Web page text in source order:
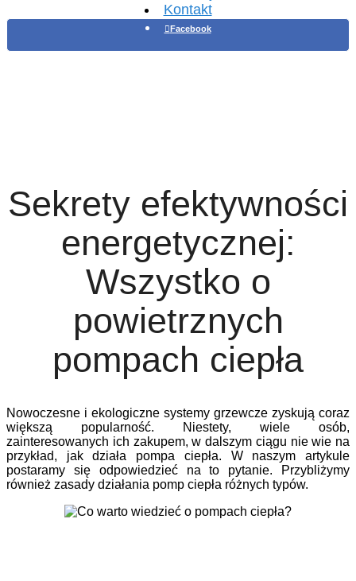
Kontakt
Facebook
Sekrety efektywności
energetycznej:
Wszystko o
powietrznych
pompach ciepła
Nowoczesne i ekologiczne systemy grzewcze zyskują coraz
większą popularność. Niestety, wiele osób,
zainteresowanych ich zakupem, w dalszym ciągu nie wie na
przykład, jak działa pompa ciepła. W naszym artykule
postaramy się odpowiedzieć na to pytanie. Przybliżymy
również zasady działania pomp ciepła różnych typów.